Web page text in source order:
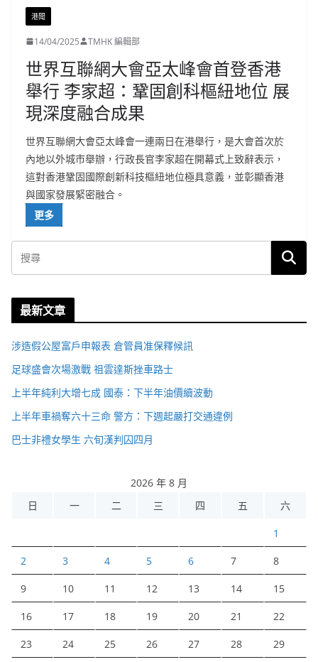
港聞
14/04/2025 TMHK 編輯部
世界互聯網大會亞太峰會首登香港
舉行 李家超：鞏固創科樞紐地位 展
現深度融合成果
世界互聯網大會亞太峰會一連兩日在港舉行，是大會首次於
內地以外城市舉辦，行政長官李家超在開幕式上致辭表示，
這對香港鞏固國際創新科技樞紐地位極具意義，並彰顯香港
與國家發展緊密融合。
更多
最新文章
涉造假公屋富戶申報表 倉管員准保釋候訊
足球盛會次場激戰 祖雲達斯挫車路士
上半年純利大增七成 國泰：下半年油價續波動
上半年車禍奪六十三命 警方：下週起嚴打交通違例
巴士非禮女學生 六旬漢判囚四月
2026 年 8 月
日
一 二 三 四 五 六
1
2 3 4 5 6 7 8
9 10 11 12 13 14 15
16 17 18 19 20 21 22
23 24 25 26 27 28 29